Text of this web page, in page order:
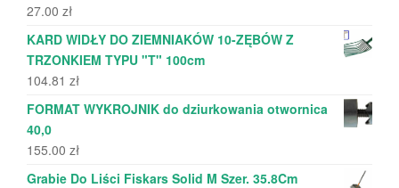
27.00 zł
KARD WIDŁY DO ZIEMNIAKÓW 10-ZĘBÓW Z
TRZONKIEM TYPU "T" 100cm
104.81 zł
FORMAT WYKROJNIK do dziurkowania otwornica
40,0
155.00 zł
Grabie Do Liści Fiskars Solid M Szer. 35.8Cm